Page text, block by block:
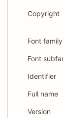
Copyright
Font family
Font
Identifier
Full name
Version